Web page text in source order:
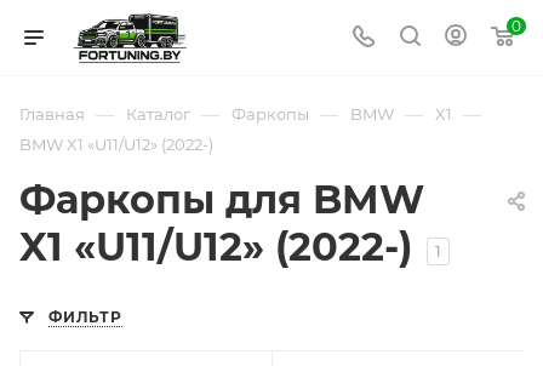
0
Главная — Каталог — Фаркопы — BMW — X1 —
BMW X1 «U11/U12» (2022-)
Фаркопы для BMW
X1 «U11/U12» (2022-)
1
ФИЛЬТР